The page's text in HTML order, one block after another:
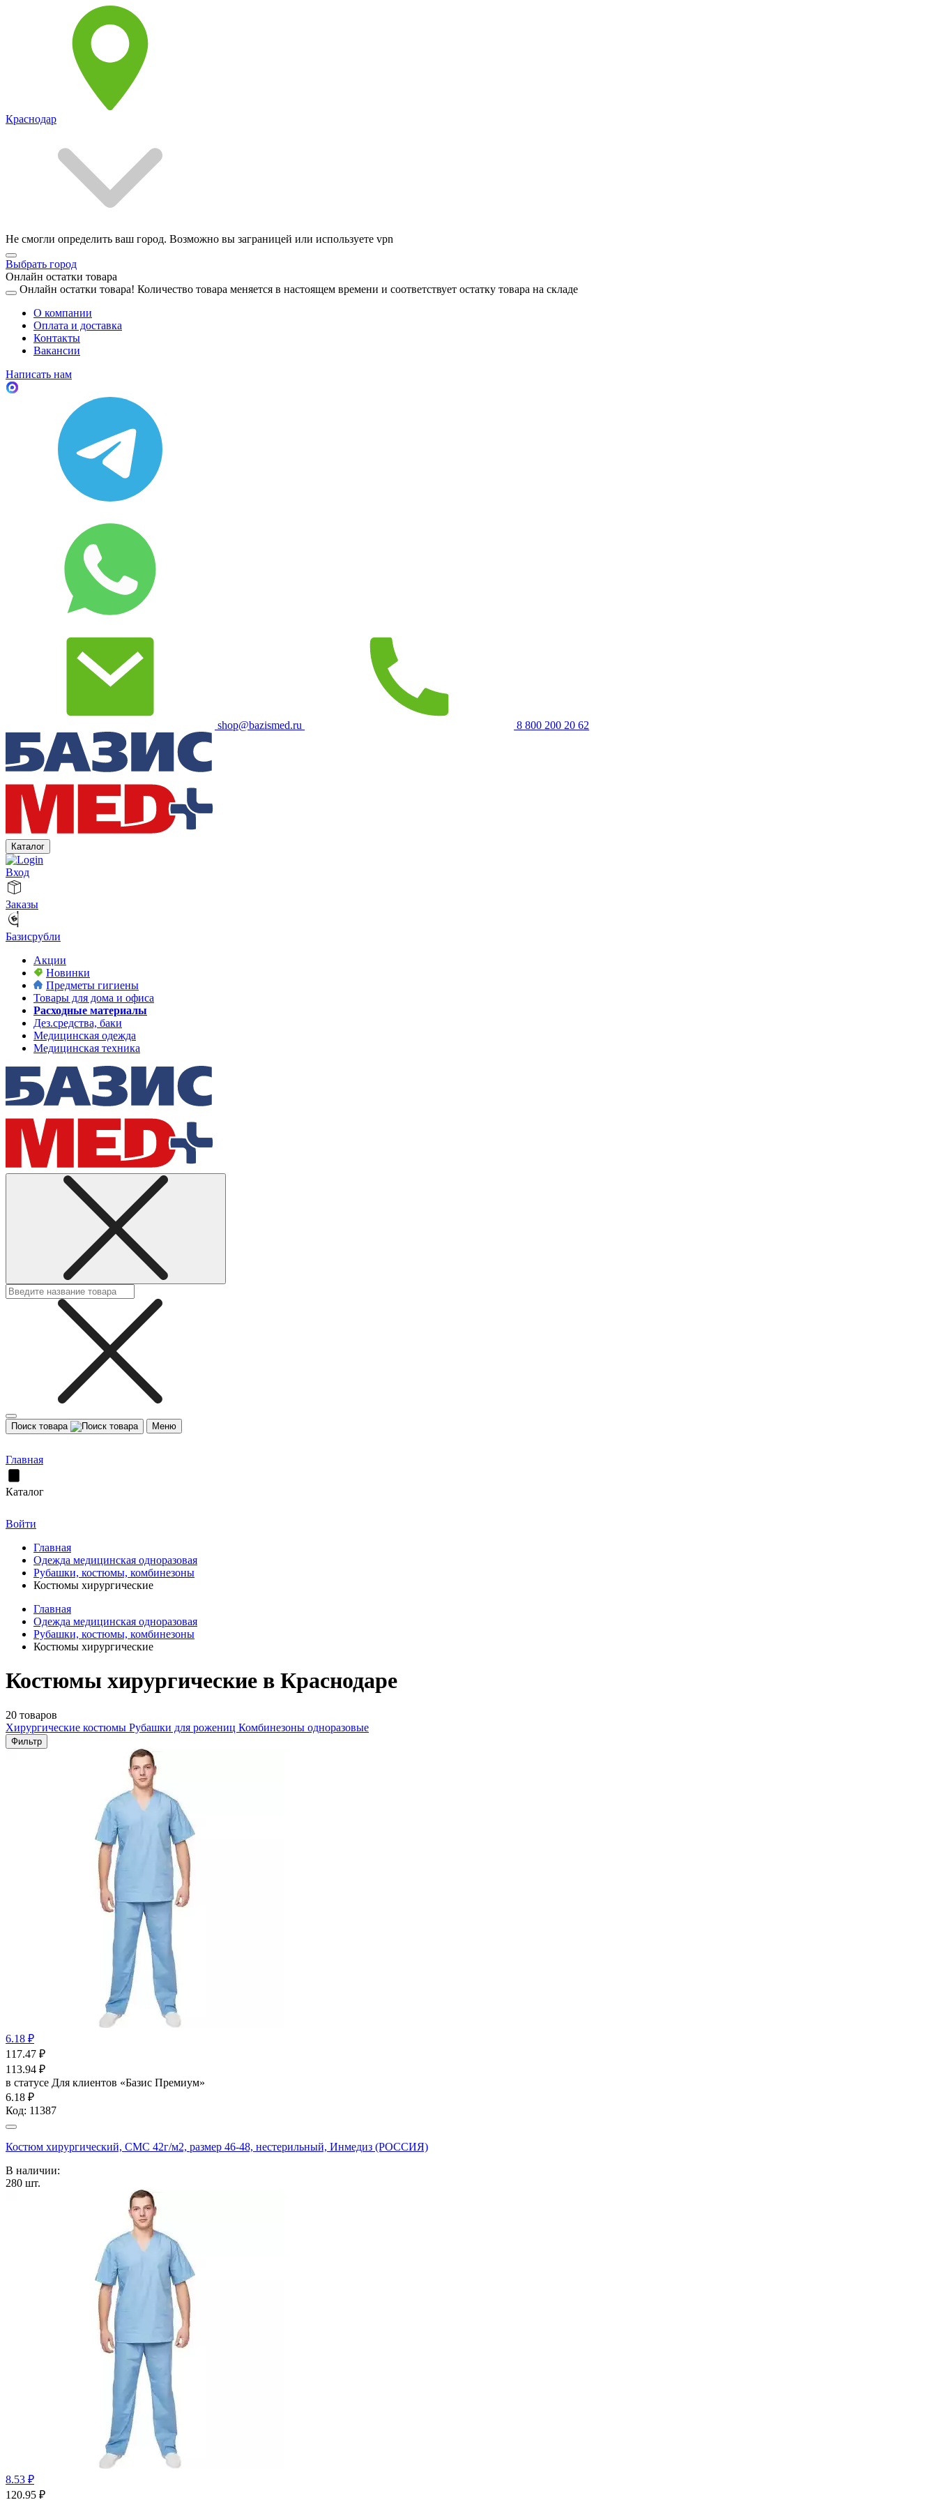
Краснодар
Не смогли определить ваш город. Возможно вы заграницей или используете vpn
Выбрать город
Онлайн остатки товара
Онлайн остатки товара! Количество товара меняется в настоящем времени и соответствует остатку товара на складе
О компании
Оплата и доставка
Контакты
Вакансии
Написать нам
shop@bazismed.ru 8 800 200 20 62
Каталог
Вход
Заказы
Базисрубли
Акции
Новинки
Предметы гигиены
Товары для дома и офиса
Расходные материалы
Дез.средства, баки
Медицинская одежда
Медицинская техника
Поиск товара Меню
Главная
Каталог
Войти
Главная
Одежда медицинская одноразовая
Рубашки, костюмы, комбинезоны
Костюмы хирургические
Главная
Одежда медицинская одноразовая
Рубашки, костюмы, комбинезоны
Костюмы хирургические
Костюмы хирургические в Краснодаре
20 товаров
Хирургические костюмы Рубашки для рожениц Комбинезоны одноразовые
Фильтр
6.18 ₽
117.47 ₽
113.94 ₽
в статусе Для клиентов «Базис Премиум»
6.18 ₽
Код: 11387
Костюм хирургический, СМС 42г/м2, размер 46-48, нестерильный, Инмедиз (РОССИЯ)
В наличии:
280 шт.
8.53 ₽
120.95 ₽